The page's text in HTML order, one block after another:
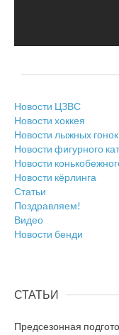
Новости ЦЗВС
Новости хоккея
Новости лыжных гонок
Новости фигурного
Новости
Новости кёрлинга
Статьи
Поздравляем!
Видео
Новости бенди
СТАТЬИ
Предсезонная